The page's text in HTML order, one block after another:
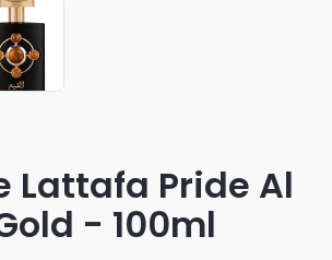
Lattafa Pride Al
- 100ml